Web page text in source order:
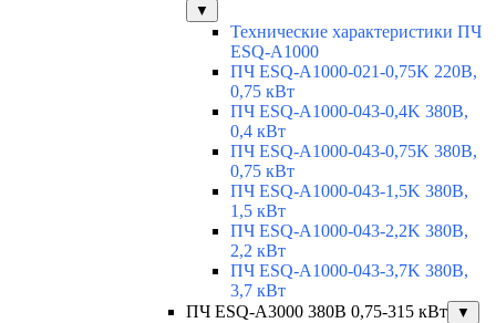
▼
Технические характеристики ПЧ
ESQ-A1000
ПЧ ESQ-A1000-021-0,75K 220В,
0,75 кВт
ПЧ ESQ-A1000-043-0,4K 380В,
0,4 кВт
ПЧ ESQ-A1000-043-0,75K 380В,
0,75 кВт
ПЧ ESQ-A1000-043-1,5K 380В,
1,5 кВт
ПЧ ESQ-A1000-043-2,2K 380В,
2,2 кВт
ПЧ ESQ-A1000-043-3,7K 380В,
3,7 кВт
ПЧ ESQ-A3000 380В 0,75-315 кВт
▼